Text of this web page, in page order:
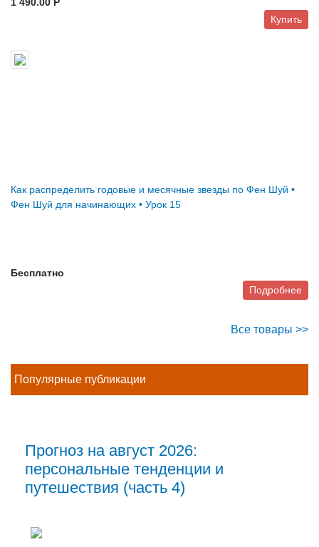
Купить
Как распределить годовые и месячные звезды по Фен Шуй •
Фен Шуй для начинающих • Урок 15
Бесплатно
Подробнее
Все товары >>
Популярные публикации
Прогноз на август 2026:
персональные тенденции и
путешествия (часть 4)